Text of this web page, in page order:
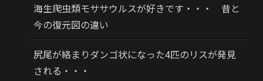
海生爬虫類モササウルスが好きです・・・ 昔と
今の復元図の違い
尻尾が絡まりダンゴ状になった4匹のリスが発見
される・・・